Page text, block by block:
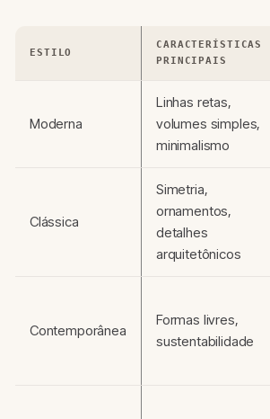
ESTILO
CARACTERÍSTICAS
PRINCIPAIS
Moderna
Linhas retas,
volumes simples,
minimalismo
Clássica
Simetria,
ornamentos,
detalhes
arquitetônicos
Contemporânea
Formas livres,
sustentabilidade